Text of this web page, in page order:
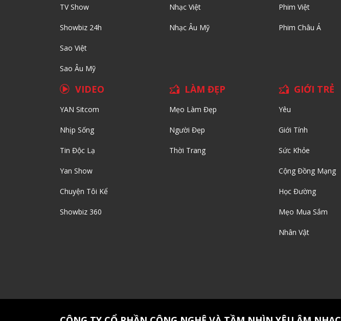
TV Show
Showbiz 24h
Sao Việt
Sao Âu Mỹ
Nhạc Việt
Nhạc Âu Mỹ
Phim Việt
Phim Châu Á
VIDEO
YAN Sitcom
Nhịp Sống
Tin Độc Lạ
Yan Show
Chuyện Tôi Kể
Showbiz 360
LÀM ĐẸP
Mẹo Làm Đẹp
Người Đẹp
Thời Trang
GIỚI TRẺ
Yêu
Giới Tính
Sức Khỏe
Cộng Đồng Mạng
Học Đường
Mẹo Mua Sắm
Nhân Vật